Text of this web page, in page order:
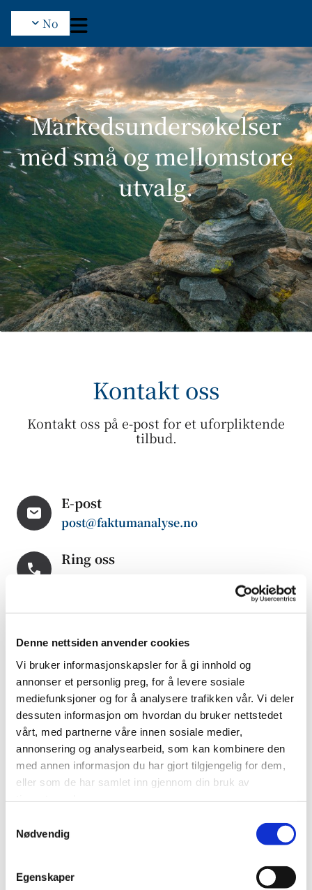
Denne nettsiden anvender cookies
Vi bruker informasjonskapsler for å gi innhold og
annonser et personlig preg, for å levere sosiale
mediefunksjoner og for å analysere trafikken vår. Vi deler
dessuten informasjon om hvordan du bruker nettstedet
vårt, med partnerne våre innen sosiale medier,
annonsering og analysearbeid, som kan kombinere den
med annen informasjon du har gjort tilgjengelig for dem,
eller som de har samlet inn gjennom din bruk av
Nødvendig
Egenskaper
No
Markedsundersøkelser
med små og mellomstore
utvalg.
Kontakt oss
Kontakt oss på e-post for et uforpliktende
tilbud.
E-post
post@faktumanalyse.no
Ring oss
Addresse
Besøksadresse:
Nordlivn. 5 a, 1415 Oppegård
Postadresse:
Post: PB 210, 1416 Oppegård
Feltavdeling og levering av testprodukter:
Nordlivn. 5 a, 1415 Oppegård
Navn*